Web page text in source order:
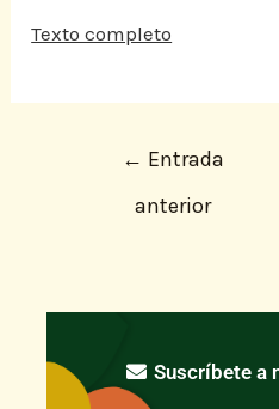
Texto completo
← Entrada
anterior
Suscríbete a